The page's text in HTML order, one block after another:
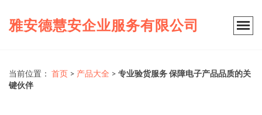
雅安德慧安企业服务有限公司
当前位置： 首页 > 产品大全 > 专业验货服务 保障电子产品品质的关
键伙伴